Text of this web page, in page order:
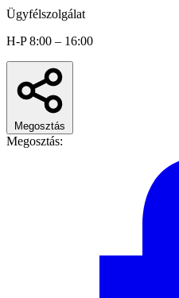
Ügyfélszolgálat
H-P 8:00 – 16:00
Megosztás
Megosztás: